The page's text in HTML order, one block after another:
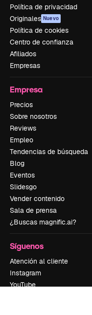
Política de privacidad
Originales Nuevo
Política de cookies
Centro de confianza
Afiliados
Empresas
Empresa
Precios
Sobre nosotros
Reviews
Empleo
Tendencias de búsqueda
Blog
Eventos
Slidesgo
Vender contenido
Sala de prensa
¿Buscas magnific.ai?
Síguenos
Atención al cliente
Instagram
YouTube